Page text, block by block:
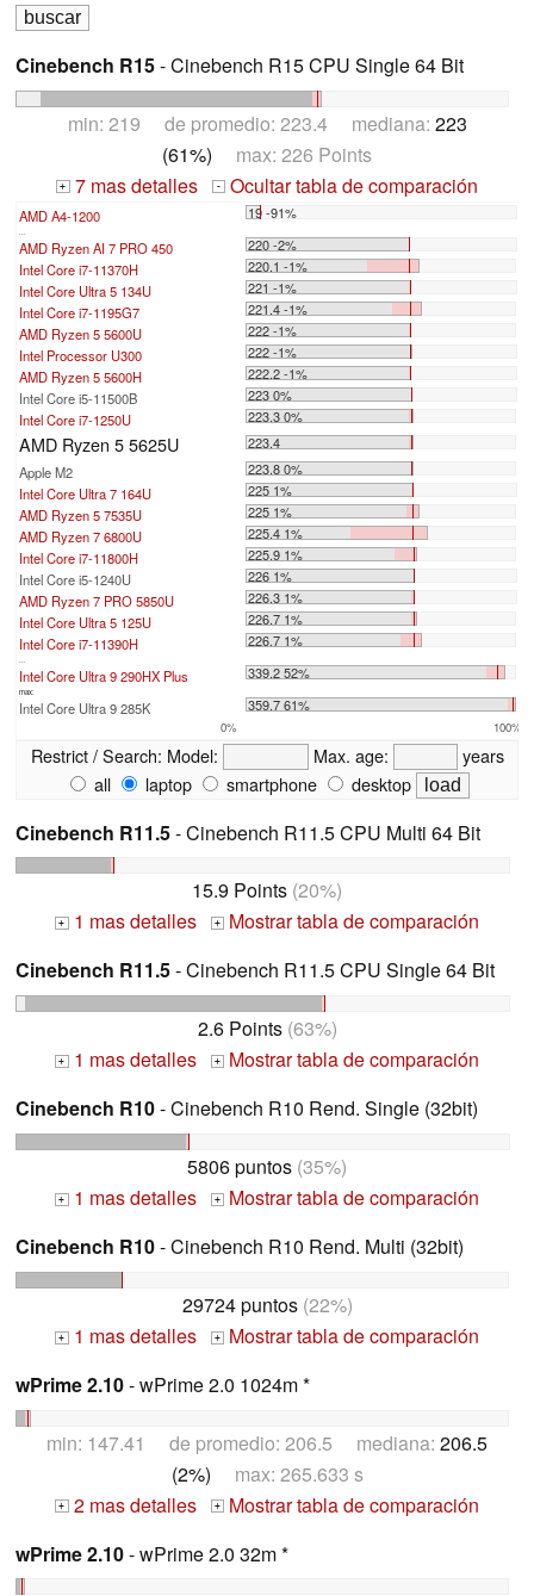
Cinebench R15- Cinebench R15 CPU Single 64 Bit
min: 219 de promedio: 223.4 mediana: 223
(61%) max: 226 Points
+ 7 mas detalles - Ocultar tabla de comparación
AMD A4-1200 19 -91%
AMD Ryzen AI 7 PRO 450
220 -2%
Intel Core i7-11370H
220.1 -1%
Intel Core Ultra 5 134U
221 -1%
Intel Core i7-1195G7
221.4 -1%
AMD Ryzen 5 5600U
222 -1%
Intel Processor U300
222 -1%
AMD Ryzen 5 5600H
222.2 -1%
Intel Core i5-11500B
223 0%
Intel Core i7-1250U
223.3 0%
AMD Ryzen 5 5625U
223.4
Apple M2
223.8 0%
Intel Core Ultra 7 164U
225 1%
AMD Ryzen 5 7535U
225 1%
AMD Ryzen 7 6800U
225.4 1%
Intel Core i7-11800H
225.9 1%
Intel Core i5-1240U
226 1%
AMD Ryzen 7 PRO 5850U
226.3 1%
Intel Core Ultra 5 125U
226.7 1%
Intel Core i7-11390H
226.7 1%
Intel Core Ultra 9 290HX Plus 339.2 52%
max:
Intel Core Ultra 9 285K 359.7 61%
0% 100%
Restrict / Search: Model: Max. age:
years
all
laptop smartphone desktop
Cinebench R11.5- Cinebench R11.5 CPU Multi 64 Bit
15.9 Points (20%)
+ 1 mas detalles +
Mostrar tabla de comparación
Cinebench R11.5- Cinebench R11.5 CPU Single 64 Bit
2.6 Points(63%)
+ 1 mas detalles +
Mostrar tabla de comparación
Cinebench R10- Cinebench R10 Rend. Single (32bit)
5806 puntos (35%)
+ 1 mas detalles +
Mostrar tabla de comparación
Cinebench R10- Cinebench R10 Rend. Multi (32bit)
29724 puntos(22%)
+ 1 mas detalles +
Mostrar tabla de comparación
wPrime 2.10- wPrime 2.0 1024m *
min: 147.41 de promedio: 206.5 mediana: 206.5
(2%) max: 265.633 s
+ 2 mas detalles +
Mostrar tabla de comparación
wPrime 2.10- wPrime 2.0 32m *